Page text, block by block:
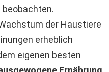
der Haustiere
erheblich
eigenen besten